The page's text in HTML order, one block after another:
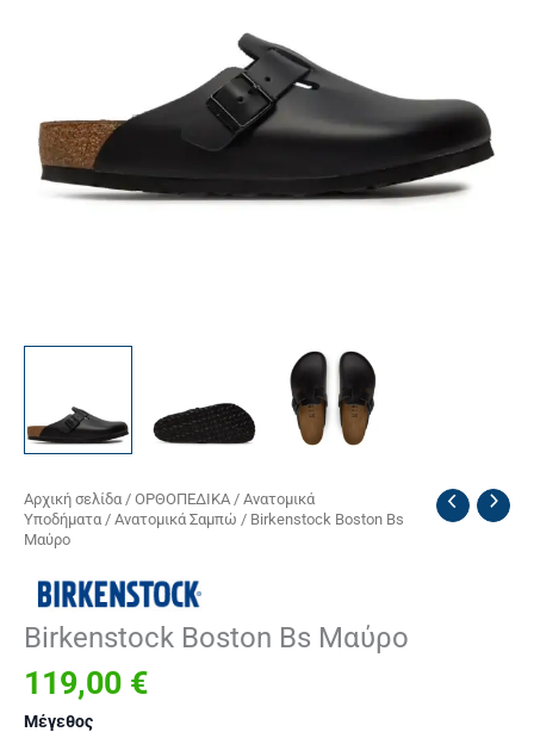
Αρχική σελίδα / ΟΡΘΟΠΕΔΙΚΑ / Ανατομικά
Υποδήματα / Ανατομικά Σαμπώ / Birkenstock Boston Bs
Μαύρο
Birkenstock Boston Bs Μαύρο
119,00 €
Μέγεθος
Birkenstock
Boston
Bs
ποσότητα